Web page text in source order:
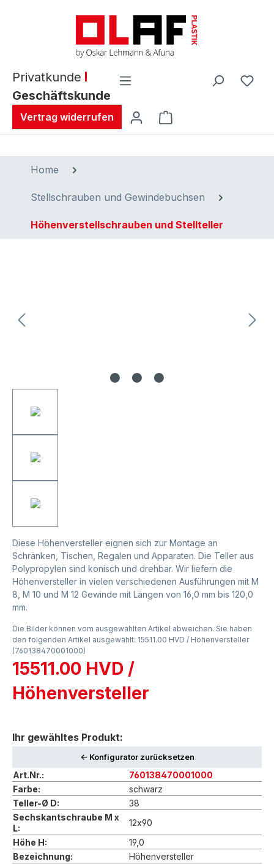
Privatkunde
Geschäftskunde
Vertrag widerrufen Warenkorb enthält
Home
Stellschrauben und Gewindebuchsen
Höhenverstellschrauben und Stellteller
Diese Höhenversteller eignen sich zur Montage an
Schränken, Tischen, Regalen und Apparaten. Die Teller aus
Polypropylen sind konisch und drehbar. Wir liefern die
Höhenversteller in vielen verschiedenen Ausführungen mit M
8, M 10 und M 12 Gewinde mit Längen von 16,0 mm bis 120,0
mm.
Die Bilder können vom ausgewählten Artikel abweichen. Sie haben
den folgenden Artikel ausgewählt: 15511.00 HVD / Höhenversteller
(760138470001000)
15511.00 HVD /
Höhenversteller
Ihr gewähltes Produkt:
<- Konfigurator zurücksetzen
Art.Nr.:
760138470001000
Farbe:
schwarz
Teller-Ø D:
38
Sechskantschraube M x
L:
12x90
Höhe H:
19,0
Bezeichnung:
Höhenversteller